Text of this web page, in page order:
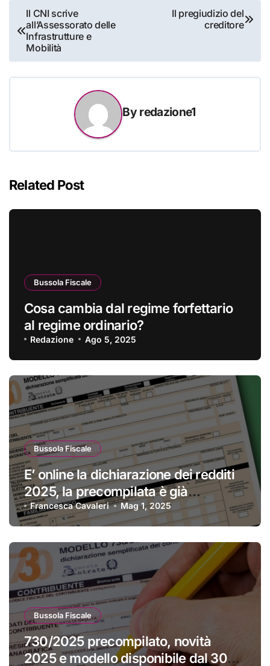
Navigazione
articoli
Il CNI scrive
all’Assessorato delle
Infrastrutture e
Mobilità
Il pregiudizio del
creditore
By redazione1
Related Post
Bussola Fiscale
Cosa cambia dal regime forfettario
al regime ordinario?
Redazione Ago 5, 2025
Bussola Fiscale
E’ online la dichiarazione dei redditi
2025, la precompilata è già
disponibile
Francesca Cavaleri Mag 1, 2025
Bussola Fiscale
730/2025 precompilato, novità
2025 e modello disponibile dal 30